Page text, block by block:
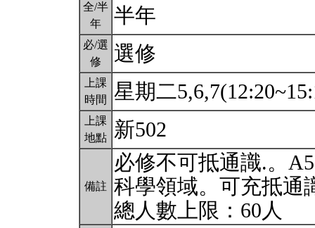
全/半
年
半年
必/選
修
選修
上課
時間
星期二
上課
地點
新502
備註
必修不可抵通識.。
科學領域。可充抵通
總人數上限：60人